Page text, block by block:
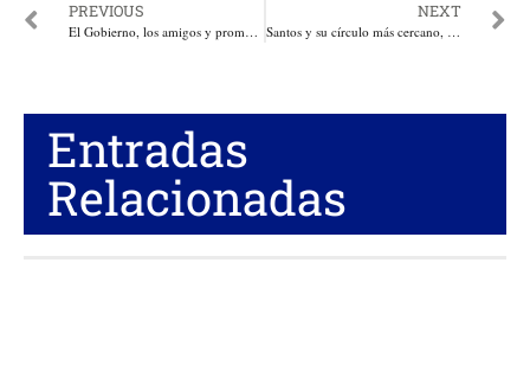
PREVIOUS
El Gobierno, los amigos y promotores de las Farc en el Congreso se inventan forma para aprobar la JEP
NEXT
Santos y su círculo más cercano, en un nuevo escándalo de corrupción: Paradise Papers
Entradas
Relacionadas